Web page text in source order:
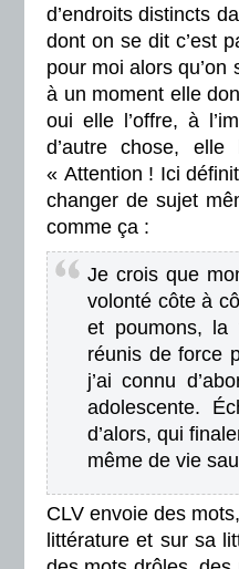
d’endroits distincts
dont on se dit c’est
pour moi alors qu’on
à un moment elle
oui elle l’offre, à
d’autre chose,
« Attention ! Ici
changer de sujet
comme ça :
Je crois que
volonté côte à
et poumons, la
réunis de force
j’ai connu
adolescente.
d’alors, qui
même de vie
CLV envoie des
littérature et sur sa